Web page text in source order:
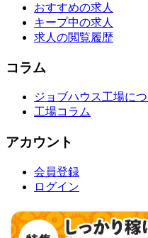
おすすめの求人
キープ中の求人
求人の閲覧履歴
コラム
ジョブハウス工場に
工場コラム
アカウント
会員登録
ログイン